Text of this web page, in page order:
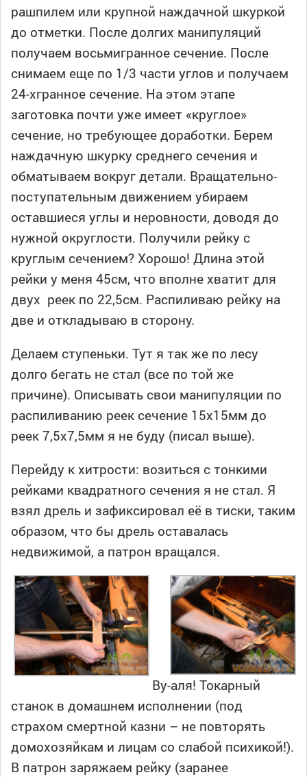
рашпилем или крупной наждачной шкуркой
до отметки. После долгих манипуляций
получаем восьмигранное сечение. После
снимаем еще по 1/3 части углов и получаем
24-хгранное сечение. На этом этапе
заготовка почти уже имеет «круглое»
сечение, но требующее доработки. Берем
наждачную шкурку среднего сечения и
обматываем вокруг детали. Вращательно-
поступательным движением убираем
оставшиеся углы и неровности, доводя до
нужной округлости. Получили рейку с
круглым сечением? Хорошо! Длина этой
рейки у меня 45см, что вполне хватит для
двух реек по 22,5см. Распиливаю рейку на
две и откладываю в сторону.
Делаем ступеньки. Тут я так же по лесу
долго бегать не стал (все по той же
причине). Описывать свои манипуляции по
распиливанию реек сечение 15х15мм до
реек 7,5х7,5мм я не буду (писал выше).
Перейду к хитрости: возиться с тонкими
рейками квадратного сечения я не стал. Я
взял дрель и зафиксировал её в тиски, таким
образом, что бы дрель оставалась
недвижимой, а патрон вращался.
Ву-аля! Токарный
станок в домашнем исполнении (под
страхом смертной казни – не повторять
домохозяйкам и лицам со слабой психикой!).
В патрон заряжаем рейку (заранее